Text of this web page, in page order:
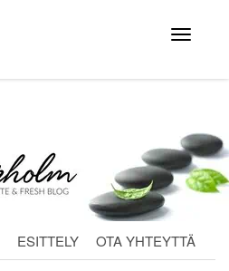
Avaa
valikko
ESITTELY OTA YHTEYTTÄ